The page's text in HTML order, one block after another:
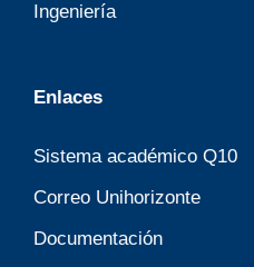
Ingeniería
Enlaces
Sistema académico Q10
Correo Unihorizonte
Documentación